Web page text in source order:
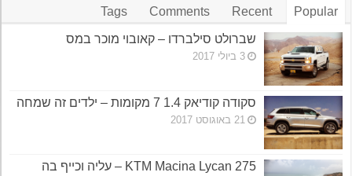
Popular
Recent
Comments
Tags
שברולט סילברדו – קאובוי מוכר במס
3 ביולי 2017
סקודה קודיאק 1.4 7 מקומות – ילדים זה שמחה
21 באוגוסט 2017
KTM Macina Lycan 275 – עליה וכייף בה